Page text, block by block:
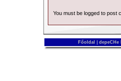
10th show in Berlin
July 2nd
Bergen, Koengen
You must be logged to post
Főoldal depeCHe